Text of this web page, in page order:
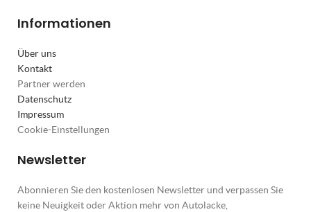
Informationen
Über uns
Kontakt
Partner werden
Datenschutz
Impressum
Cookie-Einstellungen
Newsletter
Abonnieren Sie den kostenlosen Newsletter und verpassen Sie
keine Neuigkeit oder Aktion mehr von Autolacke,